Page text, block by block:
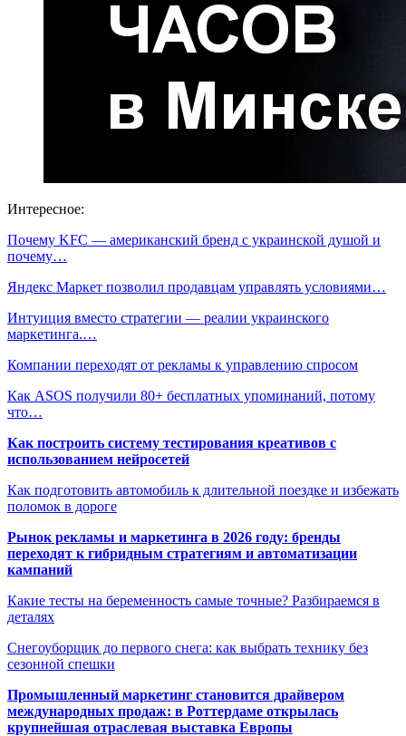
Интересное:
Почему KFC — американский бренд с украинской душой и
почему…
Яндекс Маркет позволил продавцам управлять условиями…
Интуиция вместо стратегии — реалии украинского
маркетинга.…
Компании переходят от рекламы к управлению спросом
Как ASOS получили 80+ бесплатных упоминаний, потому
что…
Как построить систему тестирования креативов с
использованием нейросетей
Как подготовить автомобиль к длительной поездке и избежать
поломок в дороге
Рынок рекламы и маркетинга в 2026 году: бренды
переходят к гибридным стратегиям и автоматизации
кампаний
Какие тесты на беременность самые точные? Разбираемся в
деталях
Снегоуборщик до первого снега: как выбрать технику без
сезонной спешки
Промышленный маркетинг становится драйвером
международных продаж: в Роттердаме открылась
крупнейшая отраслевая выставка Европы